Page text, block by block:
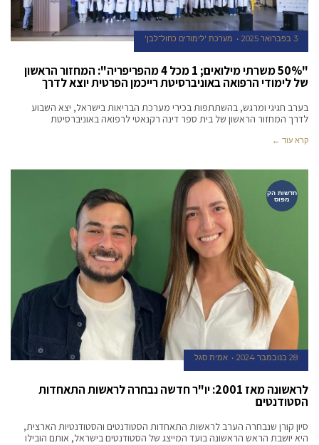
3 בפברואר 2025 מערכת 'לימודים כחול־לבן'
"50% משרתי מילואים; 1 מכל 4 מהפריפריה": המחזור הראשון
של לימודי הרפואה באוניברסיטת רייכמן הפרטית יוצא לדרך
בערב חגיגי ומרגש, בהשתתפות בכירי מערכת הבריאות בישראל, יצא השבוע
לדרך המחזור הראשון של בית ספר דינה רקנאטי לרפואה באוניברסיטת
קרא עוד ←
חדשות הק
מפוס
28 בנובמבר 2024 אמית סגל
לראשונה מאז 2001: יו"ר חדשה נבחרה לראשות התאחדות
הסטודנטים
סיון קורן שנבחרה הערב לראשות התאחדות הסטודנטים והסטודנטיות הארצית,
היא יושבת הראש הראשונה בועד המייצג של הסטודנטים בישראל, אותם הובילו